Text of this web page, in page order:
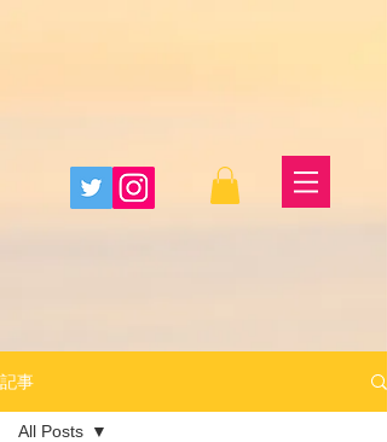
記事
All Posts